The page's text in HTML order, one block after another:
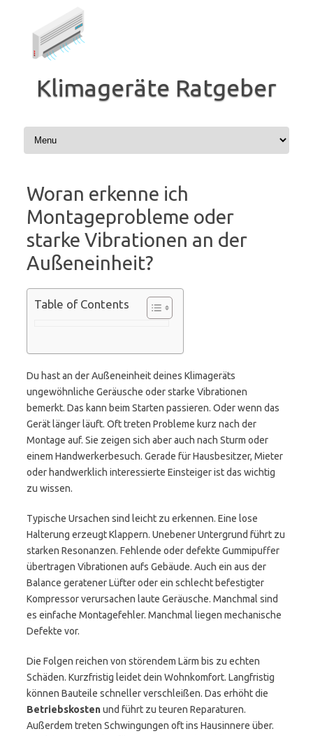
Klimageräte Ratgeber
Woran erkenne ich
Montageprobleme oder
starke Vibrationen an der
Außeneinheit?
Table of Contents
Du hast an der Außeneinheit deines Klimageräts
ungewöhnliche Geräusche oder starke Vibrationen
bemerkt. Das kann beim Starten passieren. Oder wenn das
Gerät länger läuft. Oft treten Probleme kurz nach der
Montage auf. Sie zeigen sich aber auch nach Sturm oder
einem Handwerkerbesuch. Gerade für Hausbesitzer, Mieter
oder handwerklich interessierte Einsteiger ist das wichtig
zu wissen.
Typische Ursachen sind leicht zu erkennen. Eine lose
Halterung erzeugt Klappern. Unebener Untergrund führt zu
starken Resonanzen. Fehlende oder defekte Gummipuffer
übertragen Vibrationen aufs Gebäude. Auch ein aus der
Balance geratener Lüfter oder ein schlecht befestigter
Kompressor verursachen laute Geräusche. Manchmal sind
es einfache Montagefehler. Manchmal liegen mechanische
Defekte vor.
Die Folgen reichen von störendem Lärm bis zu echten
Schäden. Kurzfristig leidet dein Wohnkomfort. Langfristig
können Bauteile schneller verschleißen. Das erhöht die
Betriebskostenund führt zu teuren Reparaturen.
Außerdem treten Schwingungen oft ins Hausinnere über.